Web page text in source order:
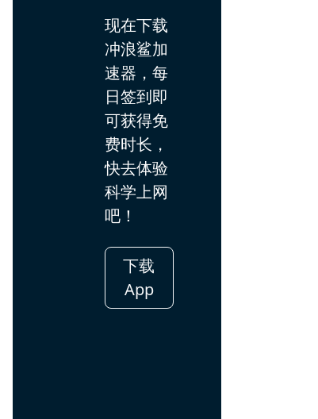
现在下载
冲浪鲨加
速器，每
日签到即
可获得免
费时长，
快去体验
科学上网
吧！
下载
App